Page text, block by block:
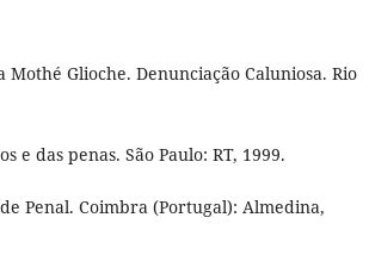
Mothé Glioche. Denunciação Caluniosa. Rio
e das penas. São Paulo: RT, 1999.
Penal. Coimbra (Portugal): Almedina,